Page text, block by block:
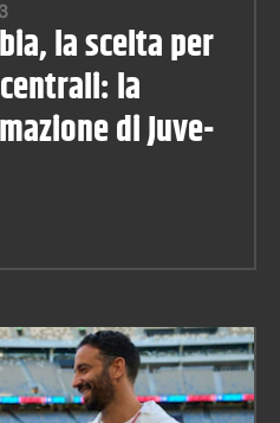
la scelta per
la
di Juve-